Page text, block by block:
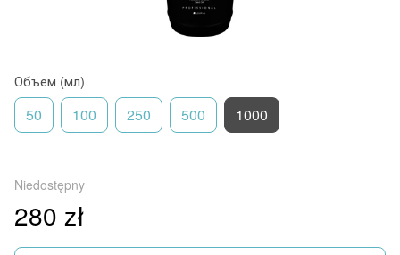
Объем (мл)
50 100 250 500 1000
Niedostępny
280 zł